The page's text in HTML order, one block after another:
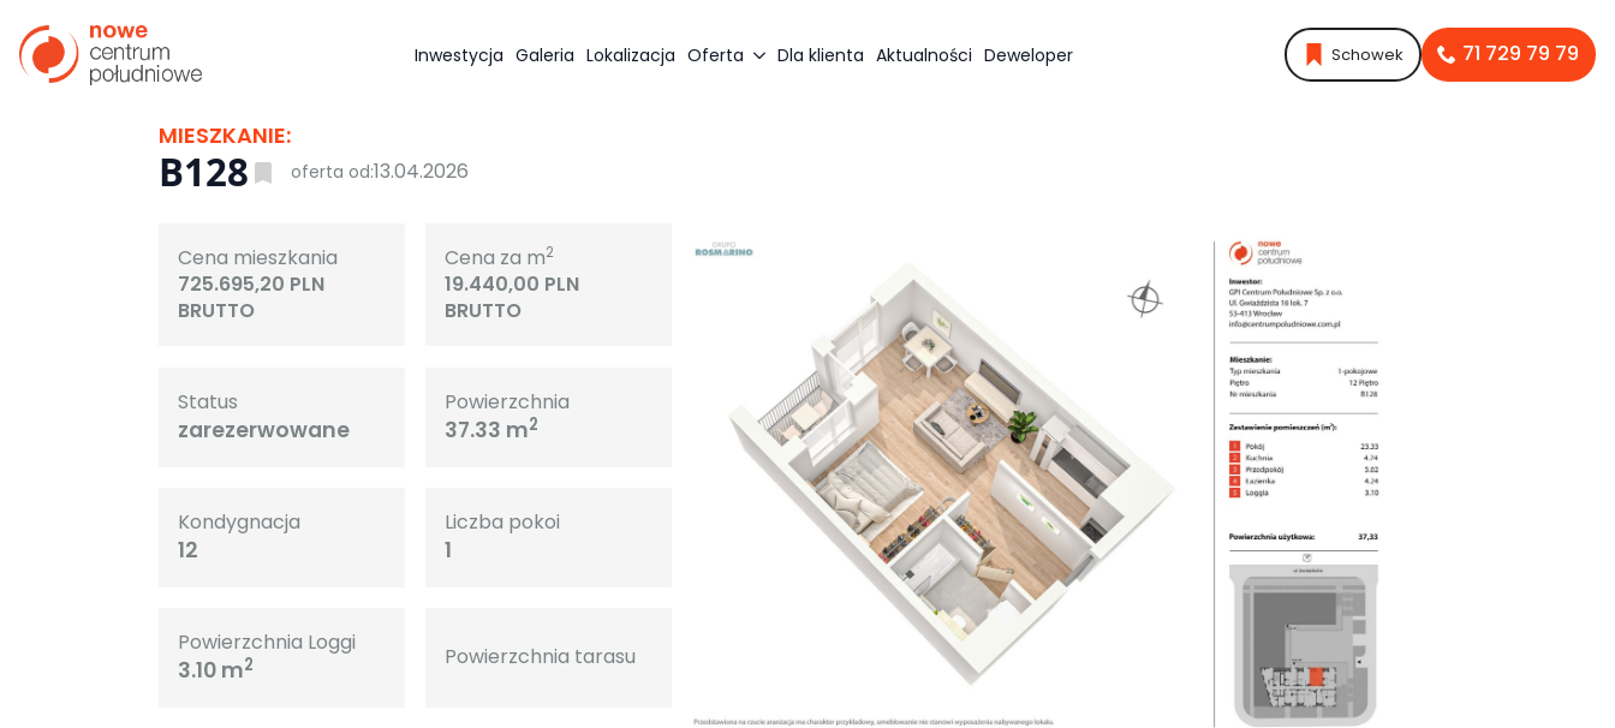
Inwestycja Galeria Lokalizacja Oferta Dla klienta Aktualności Deweloper Schowek 71 729 79 79
MIESZKANIE:
B128 oferta od:13.04.2026
Cena mieszkania
725.695,20 PLN
BRUTTO
Cena za m2
19.440,00 PLN
BRUTTO
Status
zarezerwowane
Powierzchnia
37.33 m2
Kondygnacja
12
Liczba pokoi
1
Powierzchnia Loggi
3.10 m2 Powierzchnia tarasu